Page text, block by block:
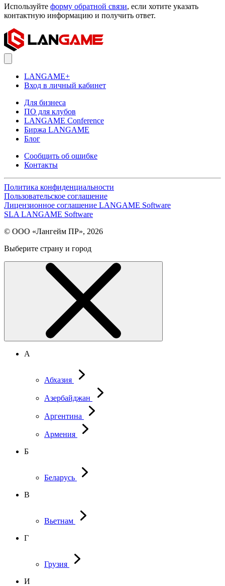
Используйте форму обратной связи, если хотите указать
контактную информацию и получить ответ.
LANGAME+
Вход в личный кабинет
Для бизнеса
ПО для клубов
LANGAME Conference
Биржа LANGAME
Блог
Сообщить об ошибке
Контакты
Политика конфиденциальности
Пользовательское соглашение
Лицензионное соглашение LANGAME Software
SLA LANGAME Software
© ООО «Лангейм ПР», 2026
Выберите страну и город
А
Абхазия
Азербайджан
Аргентина
Армения
Б
Беларусь
В
Вьетнам
Г
Грузия
И